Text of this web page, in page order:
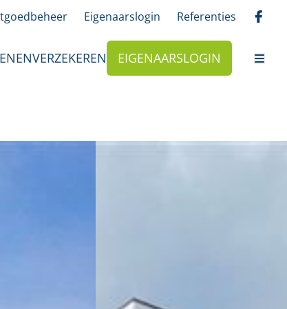
Eigenaarslogin Referenties
VERZEKEREN EIGENAARSLOGIN